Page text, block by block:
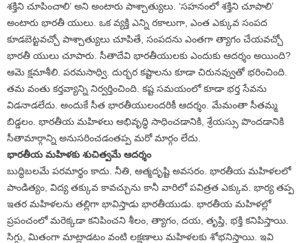
శక్తిని చూపించాలి’ అని అంటారు పాశ్చాత్యులు. ‘సహనంలో శక్తిని చూపాలి’
అంటారు భారతీ యులు. ఒక వ్యక్తి ఎన్ని రకాలుగా, ఎంత ఎక్కువ సంపద
కూడబెట్టవచ్చో పాశ్చాత్యులు చూపితే, సంపదను ఎంతగా త్యాగం చేయవచ్చో
భారతీ యులు చూపారు. సీతాదేవి భారతీయులకు ఎందుకు ఆదర్శం అయింది?
ఆమె క్షమాశీలి. పరమసాధ్వి. దుర్భర కష్టాలను కూడా చిరునవ్వుతో భరించింది.
తమ వంతు కర్తవ్యాన్ని నిర్వర్తించింది. కష్ట సమయంలో కూడా భర్త సేవను
విడనాడలేదు. అందుకే సీత భారతీయులందరికీ ఆదర్శం. మేమంతా సీతమ్మ
బిడ్డలం. భారతీయ మహిళలు అభివృద్ధి సాధించడానికి, శ్రేయస్సు పొందడానికి
సీతామార్గాన్ని అనుసరించడంతప్ప మరో మార్గం లేదు.
భారతీయ మహిళకు శుచిత్వమే ఆదర్శం
బుద్ధిబలమే పరమార్థం కాదు. నీతి, ఆత్మదృష్టి అవసరం. భారతీయ మహిళలలో
పాండిత్యం, విద్య తక్కువ కావచ్చును కానీ వారిలో పవిత్రత ఎక్కువ. భార్య తప్ప
ఇతర మహిళలను తల్లిగా భావిస్తాడు భారతీయుడు. భారతీయ మహిళల్లో
ప్రపంచంలో మరెక్కడా కనిపించని శీలం, త్యాగం, దయ, తృప్తి, భక్తి కనిపిస్తాయి.
సిగ్గు, మితంగా మాట్లాడటం వంటి లక్షణాలు మహిళలకు శోభనిస్తాయి. ఇవి